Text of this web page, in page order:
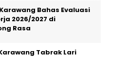
Bahas Evaluasi
2026/2027 di
Rasa
Tabrak Lari